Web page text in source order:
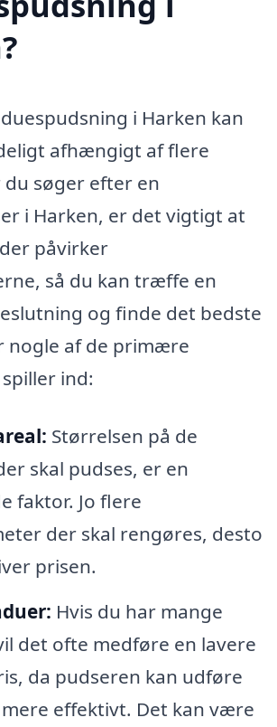
i Harken kan
afhængigt af flere
søger efter en
i Harken, er det vigtigt at
påvirker
så du kan træffe en
og finde det bedste
nogle af de primære
ind:
Størrelsen på de
skal pudses, er en
faktor. Jo flere
der skal rengøres, desto
prisen.
Hvis du har mange
det ofte medføre en lavere
da pudseren kan udføre
effektivt. Det kan være